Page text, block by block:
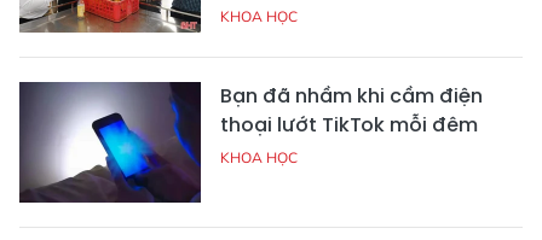
KHOA HỌC
Bạn đã nhầm khi cầm điện
thoại lướt TikTok mỗi đêm
KHOA HỌC